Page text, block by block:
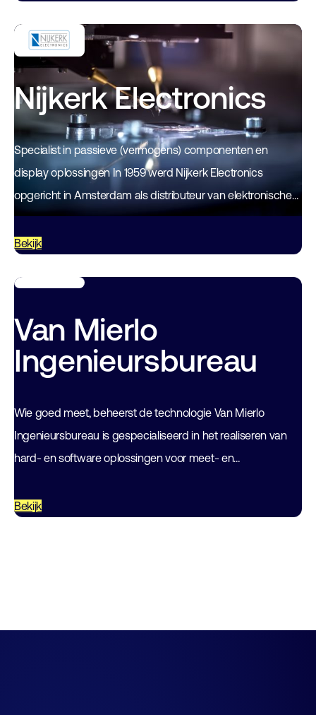
Nijkerk Electronics
Specialist in passieve (vermogens) componenten en
display oplossingen In 1959 werd Nijkerk Electronics
opgericht in Amsterdam als distributeur van elektronische
componenten met vestigingen in Nederland en België. Als
een van…
Bekijk
Van Mierlo
Ingenieursbureau
Wie goed meet, beheerst de technologie Van Mierlo
Ingenieursbureau is gespecialiseerd in het realiseren van
hard- en software oplossingen voor meet- en
Bekijk